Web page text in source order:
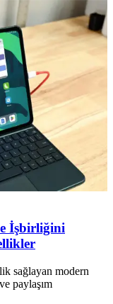
İşbirliğini
sağlayan modern
paylaşım